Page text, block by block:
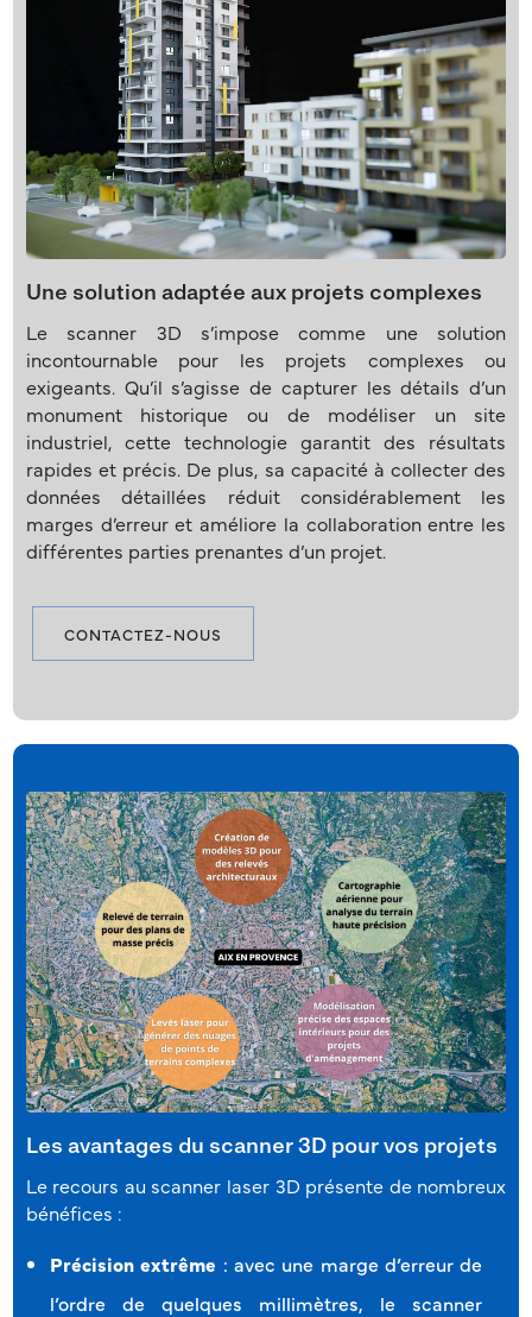
Une solution adaptée aux projets complexes
Le scanner 3D s’impose comme une solution
incontournable pour les projets complexes ou
exigeants. Qu’il s’agisse de capturer les détails d’un
monument historique ou de modéliser un site
industriel, cette technologie garantit des résultats
rapides et précis. De plus, sa capacité à collecter des
données détaillées réduit considérablement les
marges d’erreur et améliore la collaboration entre les
différentes parties prenantes d’un projet.
CONTACTEZ-NOUS
Les avantages du scanner 3D pour vos projets
Le recours au scanner laser 3D présente de nombreux
bénéfices :
Précision extrême : avec une marge d’erreur de
l’ordre de quelques millimètres, le scanner